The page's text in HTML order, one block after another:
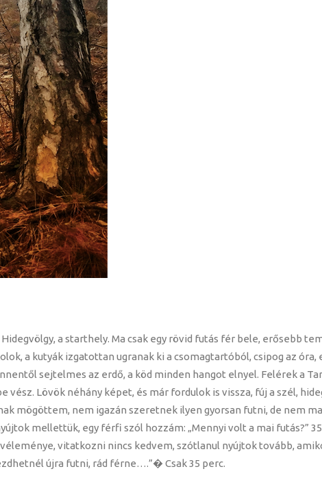
a starthely. Ma csak egy rövid futás fér bele, erősebb
a kutyák izgatottan ugranak ki a csomagtartóból, csipog az óra,
sejtelmes az erdő, a köd minden hangot elnyel. Felérek a
Lövök néhány képet, és már fordulok is vissza, fúj a szél,
mögöttem, nem igazán szeretnek ilyen gyorsan futni, de nem
mellettük, egy férfi szól hozzám: „Mennyi volt a mai futás?”
vitatkozni nincs kedvem, szótlanul nyújtok tovább,
újra futni, rád férne….”� Csak 35 perc.